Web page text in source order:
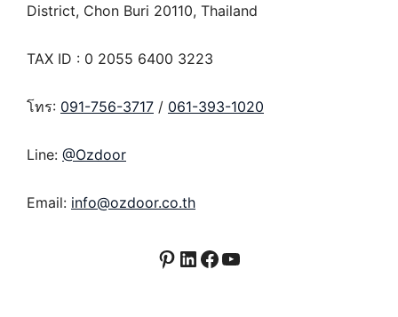
District, Chon Buri 20110, Thailand
TAX ID : 0 2055 6400 3223
โทร: 091-756-3717 / 061-393-1020
Line: @Ozdoor
Email: info@ozdoor.co.th
Pinterest
LinkedIn
Facebook
YouTube